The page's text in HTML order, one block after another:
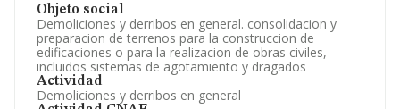
Objeto social
Demoliciones y derribos en general. consolidacion y
preparacion de terrenos para la construccion de
edificaciones o para la realizacion de obras civiles,
incluidos sistemas de agotamiento y dragados
Actividad
Demoliciones y derribos en general